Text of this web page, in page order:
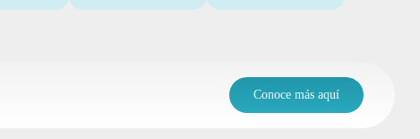
Conoce más aquí